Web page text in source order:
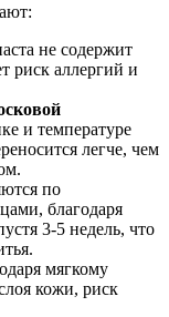
не содержит
риск аллергий и
и температуре
легче, чем
по
благодаря
3-5 недель, что
мягкому
кожи, риск